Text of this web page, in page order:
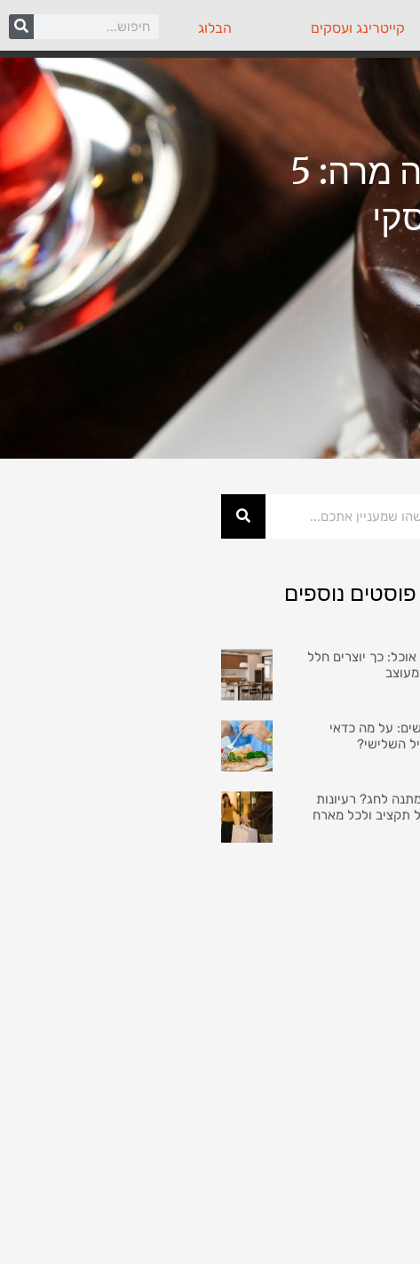
קייטרינג ועסקים הבלוג
לטעם משכר כדאי להוסיף טיפה מרה: 5
פוסטים נוספים
אוכל: כך יוצרים חלל
על מה כדאי
השלישי?
לחג? רעיונות
תקציב ולכל מארח